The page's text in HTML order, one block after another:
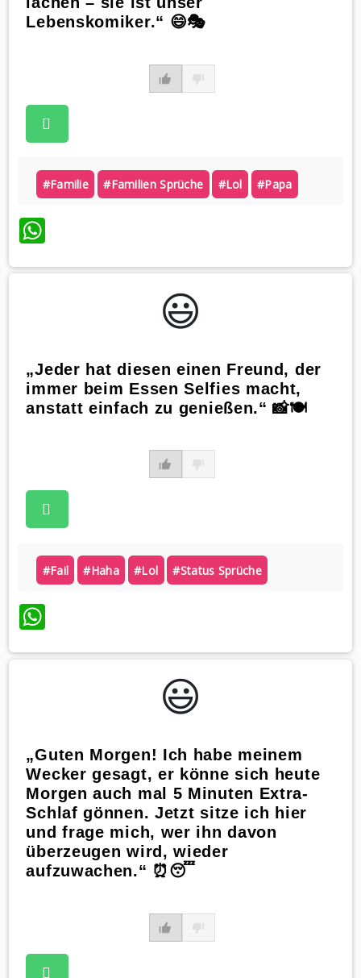
Lebenskomiker.“ 😄🎭
#familie #familien Sprüche #lol #papa
WhatsApp
😃️
„Jeder hat diesen einen Freund, der
immer beim Essen Selfies macht,
anstatt einfach zu genießen.“ 📸🍽️
#fail #haha #lol #status Sprüche
WhatsApp
😃️
„Guten Morgen! Ich habe meinem
Wecker gesagt, er könne sich heute
Morgen auch mal 5 Minuten Extra-
Schlaf gönnen. Jetzt sitze ich hier
und frage mich, wer ihn davon
überzeugen wird, wieder
aufzuwachen.“ ⏰😴